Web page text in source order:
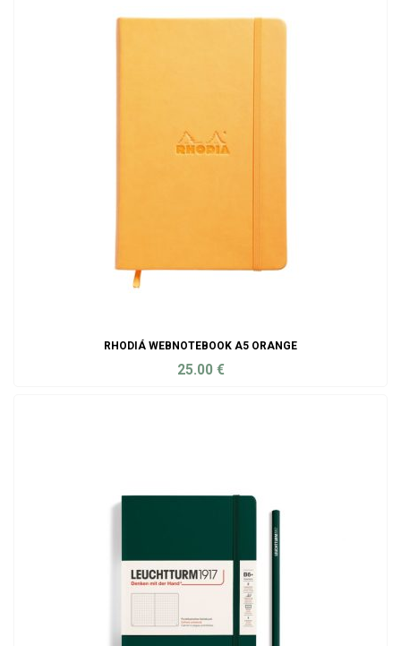
RHODIÁ WEBNOTEBOOK A5 ORANGE
25.00 €